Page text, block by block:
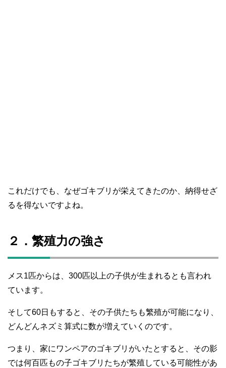
これだけでも、なぜゴキブリが栄えてきたのか、納得せざ
るを得ないですよね。
２．繁殖力の強さ
メス1匹からは、300匹以上の子供が生まれるとも言われ
ています。
そして60日もすると、その子供たちも繁殖が可能になり、
どんどんネズミ算式に数が増えていくのです。
つまり、家にワンペアのゴキブリがいたとすると、その影
では何百匹もの子ゴキブリたちが繁殖している可能性があ